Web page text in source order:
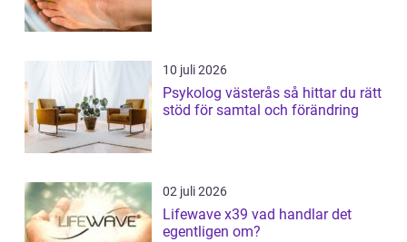
10 juli 2026
Psykolog västerås så hittar du rätt
stöd för samtal och förändring
02 juli 2026
Lifewave x39 vad handlar det
egentligen om?